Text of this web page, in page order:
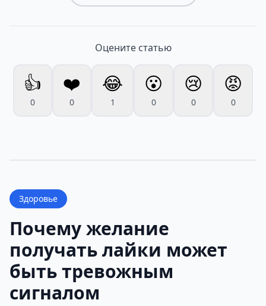
Оцените статью
👍
0
❤️
0
😂
1
😮
0
😢
0
😡
0
Здоровье
Почему желание
получать лайки может
быть тревожным
сигналом